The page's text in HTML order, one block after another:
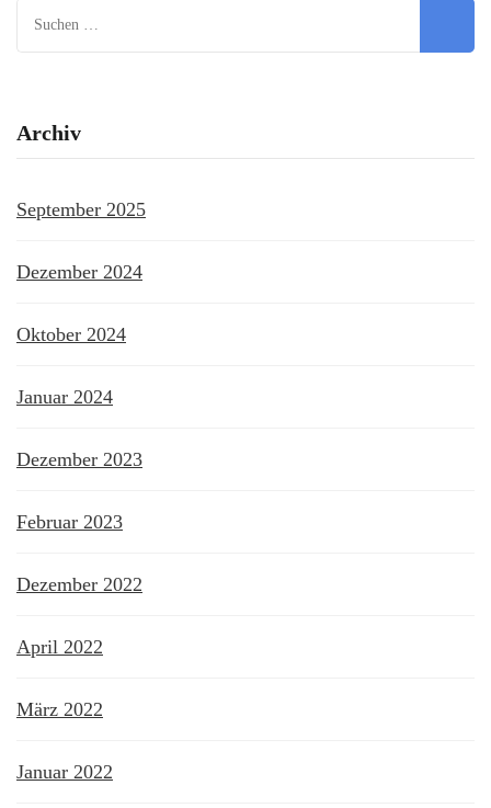
Suchen
nach:
Archiv
September 2025
Dezember 2024
Oktober 2024
Januar 2024
Dezember 2023
Februar 2023
Dezember 2022
April 2022
März 2022
Januar 2022